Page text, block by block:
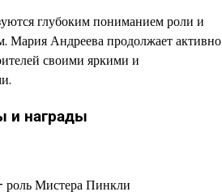
глубоким пониманием роли и
Мария Андреева продолжает активно
своими яркими и
и награды
Мистера Пинкли